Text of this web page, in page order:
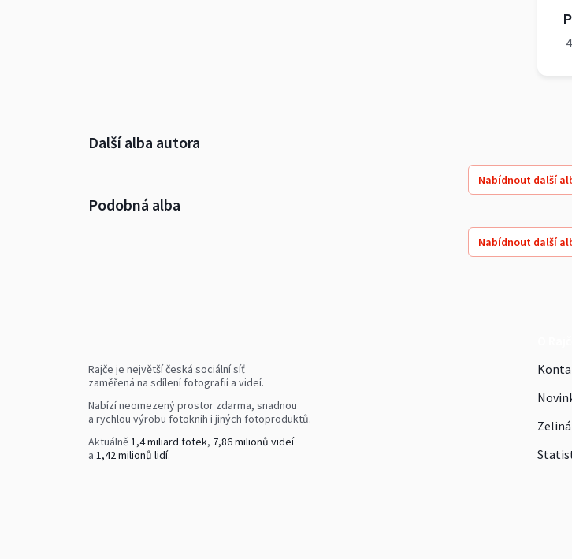
Další alba autora
Nabídnout další
Podobná alba
Nabídnout další
Rajče je největší česká sociální síť
zaměřená na sdílení fotografií a videí.
Nabízí neomezený prostor zdarma, snadnou
a rychlou výrobu fotoknih i jiných fotoproduktů.
Aktuálně1,4 miliard fotek, 7,86 milionů videí
a 1,42 milionů lidí.